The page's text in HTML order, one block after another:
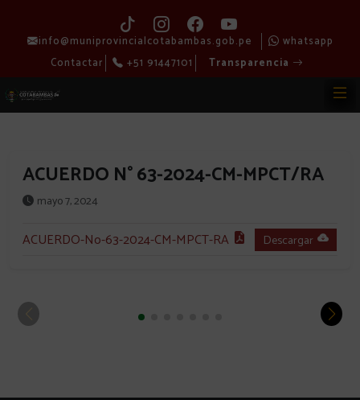
info@muniprovincialcotabambas.gob.pe
whatsapp
Contactar
+51 91447101 Transparencia
ACUERDO N° 63-2024-CM-MPCT/RA
mayo 7, 2024
ACUERDO-No-63-2024-CM-MPCT-RA Descargar